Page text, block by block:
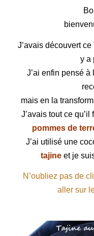
J’avais découvert ce
y a
J’ai enfin pensé à
mais en la
J’avais tout ce
pommes de
J’ai utilisé une
tajineet je
N’oubliez pas de
aller sur